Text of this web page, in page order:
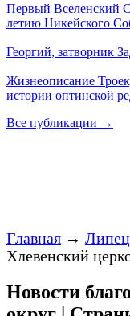
Первый Вселенский
летию Никейского
Георгий, затворник
Жизнеописание
истории оптинской
Все публикации →
Главная →
Хлевенский
Новости